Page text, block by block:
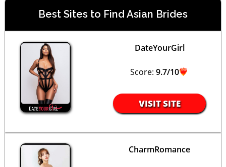
Best Sites to Find Asian Brides
DateYourGirl
Score: 9.7/10
VISIT SITE
CharmRomance